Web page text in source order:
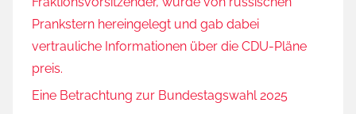
Prankstern hereingelegt und gab dabei
vertrauliche Informationen über die CDU-Pläne
preis.
Eine Betrachtung zur Bundestagswahl 2025